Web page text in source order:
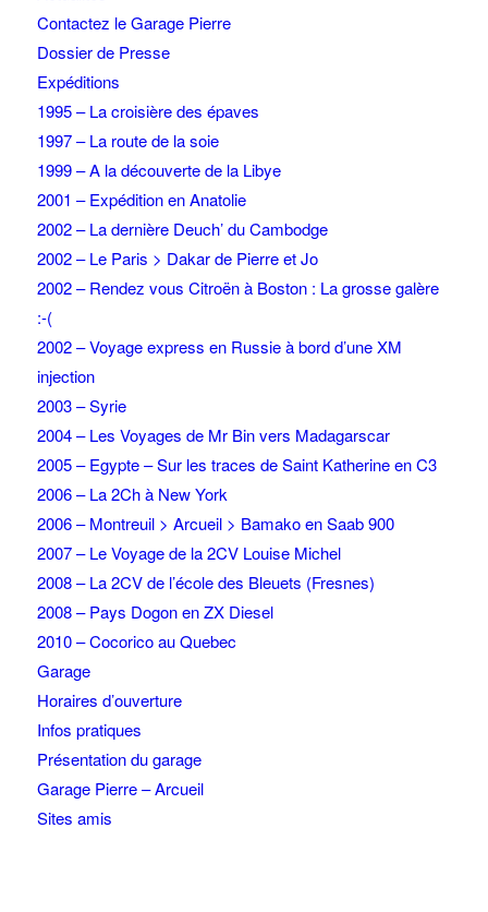
Contactez le Garage Pierre
Dossier de Presse
Expéditions
1995 – La croisière des épaves
1997 – La route de la soie
1999 – A la découverte de la Libye
2001 – Expédition en Anatolie
2002 – La dernière Deuch’ du Cambodge
2002 – Le Paris > Dakar de Pierre et Jo
2002 – Rendez vous Citroën à Boston : La grosse galère
:-(
2002 – Voyage express en Russie à bord d’une XM
injection
2003 – Syrie
2004 – Les Voyages de Mr Bin vers Madagarscar
2005 – Egypte – Sur les traces de Saint Katherine en C3
2006 – La 2Ch à New York
2006 – Montreuil > Arcueil > Bamako en Saab 900
2007 – Le Voyage de la 2CV Louise Michel
2008 – La 2CV de l’école des Bleuets (Fresnes)
2008 – Pays Dogon en ZX Diesel
2010 – Cocorico au Quebec
Garage
Horaires d’ouverture
Infos pratiques
Présentation du garage
Garage Pierre – Arcueil
Sites amis